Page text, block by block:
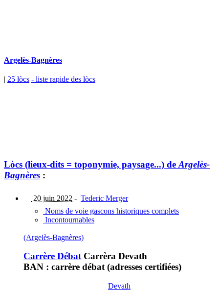
Argelès-Bagnères
| 25 lòcs - liste rapide des lòcs
Lòcs (lieux-dits = toponymie, paysage...) de Argelès-
Bagnères :
20 juin 2022 - Tederic Merger
Noms de voie gascons historiques complets
Incontournables
(Argelès-Bagnères)
Carrère DébatCarrèra Devath
BAN : carrère débat (adresses certifiées)
Devath